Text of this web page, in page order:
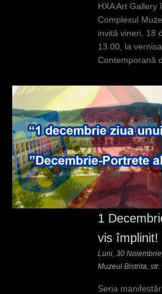
HXA Art Gallery
Complexul
invită vineri, 18
13.00, la
Contemporană
1
vis împlinit!
Luni, 30
Muzeul Bistrita,
Seria